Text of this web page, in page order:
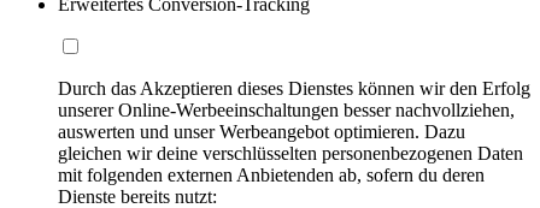
Durch das Akzeptieren dieses Dienstes können wir den Erfolg
unserer Online-Werbeeinschaltungen besser nachvollziehen,
auswerten und unser Werbeangebot optimieren. Dazu
gleichen wir deine verschlüsselten personenbezogenen Daten
mit folgenden externen Anbietenden ab, sofern du deren
Dienste bereits nutzt: